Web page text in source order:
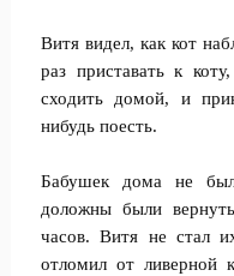
Витя видел, как кот
раз приставать к
сходить домой, и
нибудь поесть.
Бабушек дома не
доложны были
часов. Витя не стал
отломил от ливерной